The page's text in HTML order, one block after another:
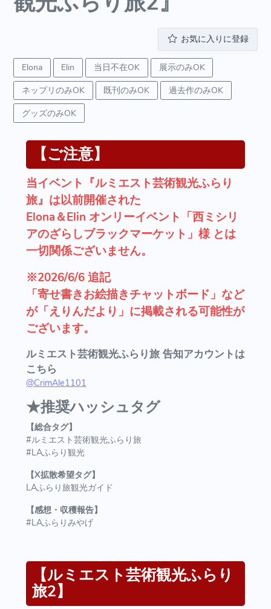
お気に入りに登録
Elona Elin 当日不在OK
展示のみOK
ネップリのみOK
既刊のみOK
過去作のみOK
グッズのみOK
【ご注意】
当イベント『ルミエスト芸術観光ふらり
旅』は以前開催された
Elona＆Elin オンリーイベント「西ミシリ
アのざらしブラックマーケット」様 とは
一切関係ございません。
※2026/6/6 追記
「寄せ書きお絵描きチャットボード」など
が「えりんだより」に掲載される可能性が
ございます。
ルミエスト芸術観光ふらり旅 告知アカウントは
こちら
@CrimAle1101
★推奨ハッシュタグ
【総合タグ】
#ルミエスト芸術観光ふらり旅
#LAふらり観光
【X拡散希望タグ】
LAふらり旅観光ガイド
【感想・収穫報告】
#LAふらりみやげ
【ルミエスト芸術観光ふらり
旅2】